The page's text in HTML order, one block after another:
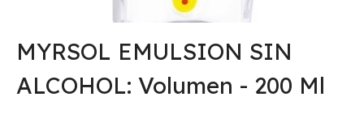
MYRSOL EMULSION SIN
ALCOHOL: Volumen - 200 Ml